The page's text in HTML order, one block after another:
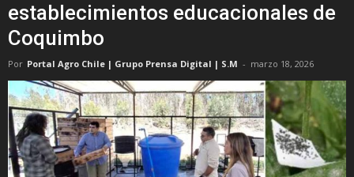
establecimientos educacionales de
Coquimbo
Por Portal Agro Chile | Grupo Prensa Digital | S.M - marzo 18, 2026